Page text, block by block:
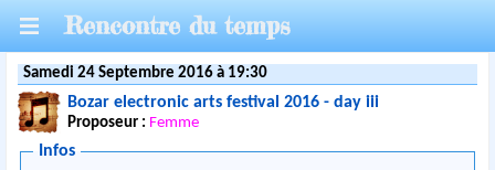
Rencontre du temps
Samedi 24 Septembre 2016 à 19:30
Bozar electronic arts festival 2016 - day iii
Proposeur : Femme
Infos